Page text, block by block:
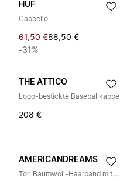
HUF
Cappello
61,50 €88,50 €
-31%
THE ATTICO
Logo-bestickte Baseballkappe
208 €
AMERICANDREAMS
Tori Baumwoll-Haarband mit Twist